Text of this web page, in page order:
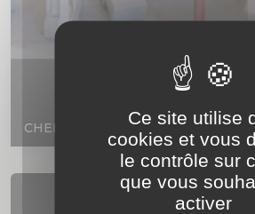
CHEMINÉE ANCIENNE REGENCE
Ce site utilise
cookies et vous
le contrôle sur
que vous
activer